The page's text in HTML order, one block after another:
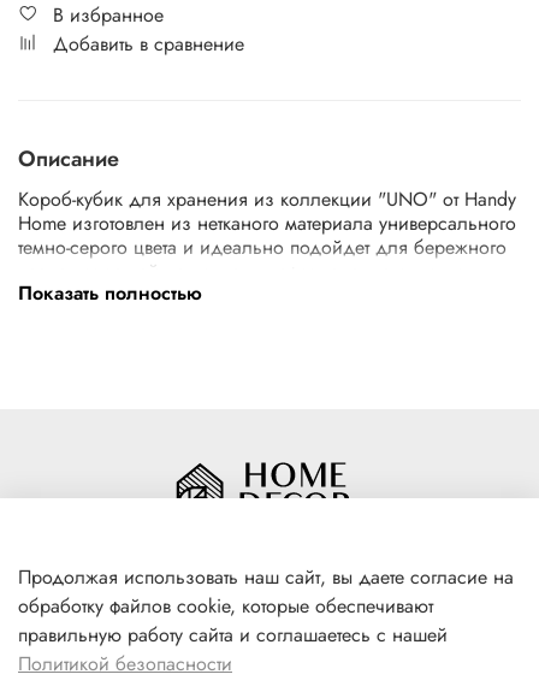
В избранное
Добавить в сравнение
Описание
Короб-кубик для хранения из коллекции "UNO" от Handy
Home изготовлен из нетканого материала универсального
темно-серого цвета и идеально подойдет для бережного
хранения вещей на полках шкафов, а также отлично
впишется в квадратные секции стеллажей размером от
современный интерьер и помогут создать порядок и
гармонию в вашем гардеробе. Материал: спанбонд,
Показать полностью
+7(996) 316 00 81
г. Якутск, ул. Лермонтова 102
Продолжая использовать наш сайт, вы даете согласие на
обработку файлов cookie, которые обеспечивают
правильную работу сайта и соглашаетесь с нашей
Политикой безопасности